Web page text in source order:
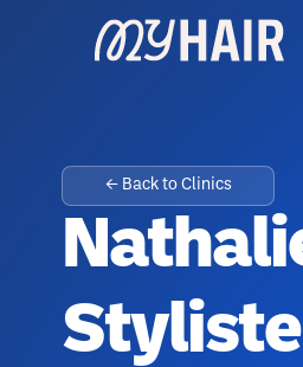
← Back to Clinics